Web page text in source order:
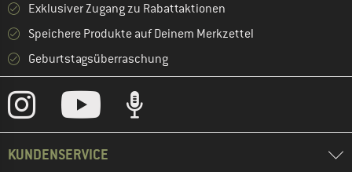
Exklusiver Zugang zu Rabattaktionen
Speichere Produkte auf Deinem Merkzettel
Geburtstagsüberraschung
KUNDENSERVICE